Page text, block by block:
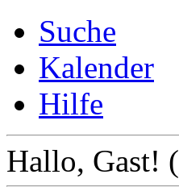
Suche
Kalender
Hilfe
Hallo, Gast! (